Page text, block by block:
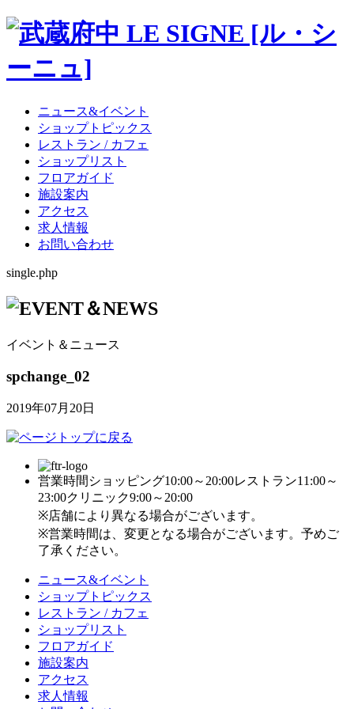
ニュース&イベント
ショップトピックス
レストラン / カフェ
ショップリスト
フロアガイド
施設案内
アクセス
求人情報
お問い合わせ
single.php
イベント＆ニュース
spchange_02
2019年07月20日
営業時間 ショッピング10:00～20:00レストラン11:00～
23:00クリニック9:00～20:00
※店舗により異なる場合がございます。
※営業時間は、変更となる場合がございます。予めご
了承ください。
ニュース&イベント
ショップトピックス
レストラン / カフェ
ショップリスト
フロアガイド
施設案内
アクセス
求人情報